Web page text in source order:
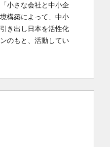
小さな会社と中小企
構築によって、中小
き出し日本を活性化
のもと、活動してい